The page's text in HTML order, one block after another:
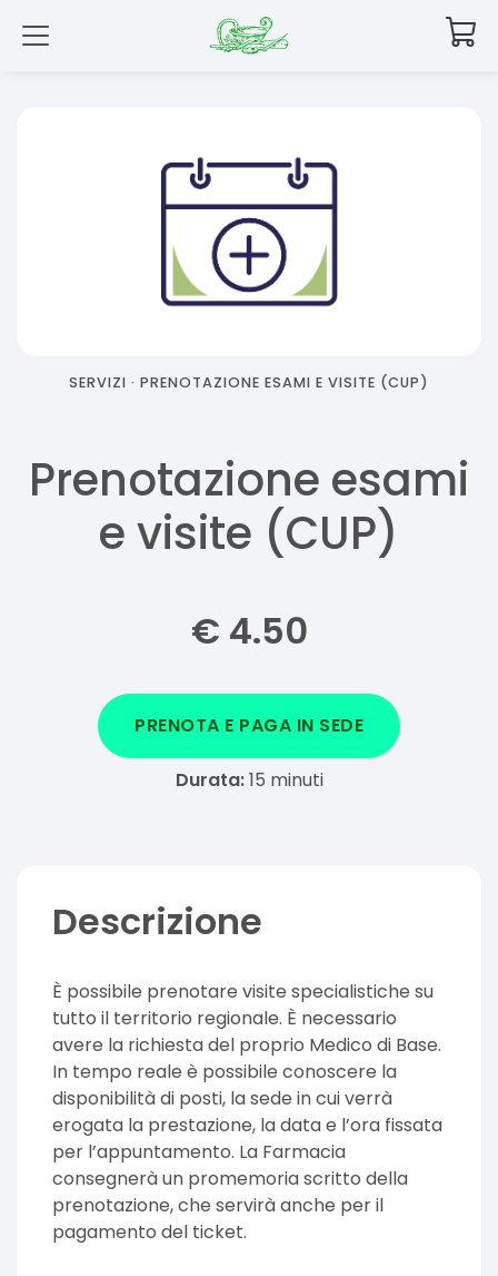
SERVIZI · PRENOTAZIONE ESAMI E VISITE (CUP)
Prenotazione esami
e visite (CUP)
€ 4.50
PRENOTA E PAGA IN SEDE
Durata:15 minuti
Descrizione
È possibile prenotare visite specialistiche su
tutto il territorio regionale. È necessario
avere la richiesta del proprio Medico di Base.
In tempo reale è possibile conoscere la
disponibilità di posti, la sede in cui verrà
erogata la prestazione, la data e l’ora fissata
per l’appuntamento. La Farmacia
consegnerà un promemoria scritto della
prenotazione, che servirà anche per il
pagamento del ticket.